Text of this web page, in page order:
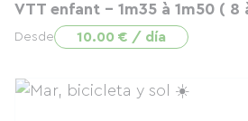
VTT enfant - 1m35 à 1m50 ( 8
Desde 10.00 € / día